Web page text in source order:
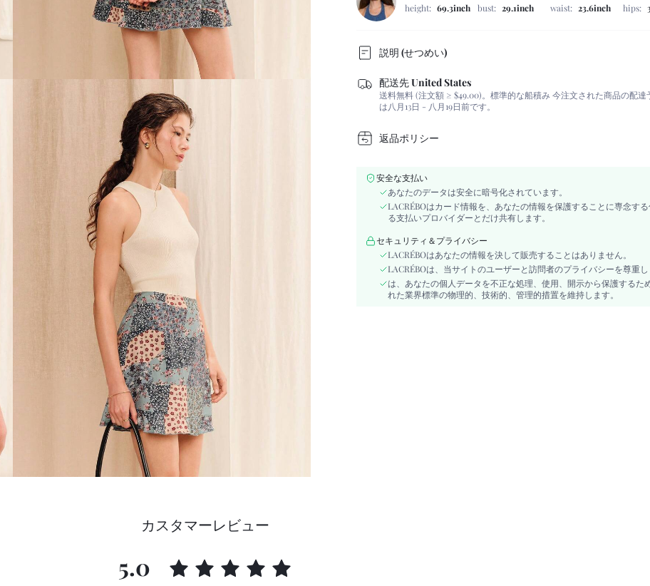
height: 69.3inch bust: 29.1inch waist: 23.6inch hips:
説明 (せつめい)
カラー:
マルチカラー
フィットタイプ:
レギュラーフィット
ポケット:
長さ:
保温性を高める裏地付き:
No
No
スタイル:
ボーホー
タイプ:
Aライン, 非対称
生地の伸縮性:
ノンストレッチ
ウエストライン:
ハイウェスト
配送先 United States
送料無料 (注文額 ≥ $49.00)。 標準的な船積み 今注文された商品の配達
は八月13日 - 八月19日前です。
返品ポリシー
安全な支払い
あなたのデータは安全に暗号化されています。
LACRÉBOはカード情報を、あなたの情報を保護することに専念す
る支払いプロバイダーとだけ共有します。
セキュリティ＆プライバシー
LACRÉBOはあなたの情報を決して販売することはありません。
LACRÉBOは、当サイトのユーザーと訪問者のプライバシーを尊重
は、あなたの個人データを不正な処理、使用、開示から保護するた
れた業界標準の物理的、技術的、管理的措置を維持します。
カスタマーレビュー
5.0